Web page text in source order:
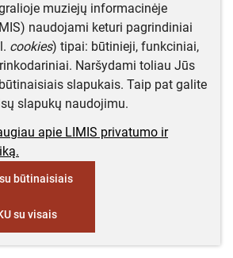
muziejų informacinėje
naudojami keturi pagrindiniai
cookies) tipai: būtinieji, funkciniai,
Naršydami toliau Jūs
slapukais. Taip pat galite
slapukų naudojimu.
apie LIMIS privatumo ir
būtinaisiais
su visais